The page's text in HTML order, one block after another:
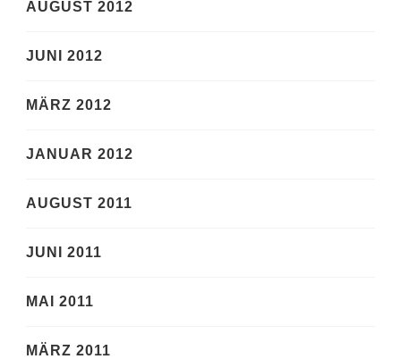
AUGUST 2012
JUNI 2012
MÄRZ 2012
JANUAR 2012
AUGUST 2011
JUNI 2011
MAI 2011
MÄRZ 2011